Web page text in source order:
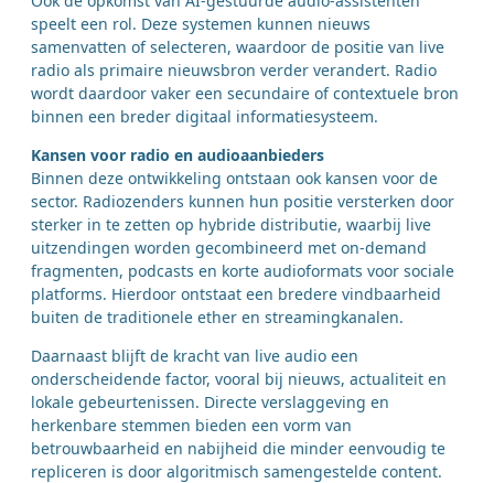
speelt een rol. Deze systemen kunnen nieuws
samenvatten of selecteren, waardoor de positie van live
radio als primaire nieuwsbron verder verandert. Radio
wordt daardoor vaker een secundaire of contextuele bron
binnen een breder digitaal informatiesysteem.
Kansen voor radio en audioaanbieders
Binnen deze ontwikkeling ontstaan ook kansen voor de
sector. Radiozenders kunnen hun positie versterken door
sterker in te zetten op hybride distributie, waarbij live
uitzendingen worden gecombineerd met on-demand
fragmenten, podcasts en korte audioformats voor sociale
platforms. Hierdoor ontstaat een bredere vindbaarheid
buiten de traditionele ether en streamingkanalen.
Daarnaast blijft de kracht van live audio een
onderscheidende factor, vooral bij nieuws, actualiteit en
lokale gebeurtenissen. Directe verslaggeving en
herkenbare stemmen bieden een vorm van
betrouwbaarheid en nabijheid die minder eenvoudig te
repliceren is door algoritmisch samengestelde content.